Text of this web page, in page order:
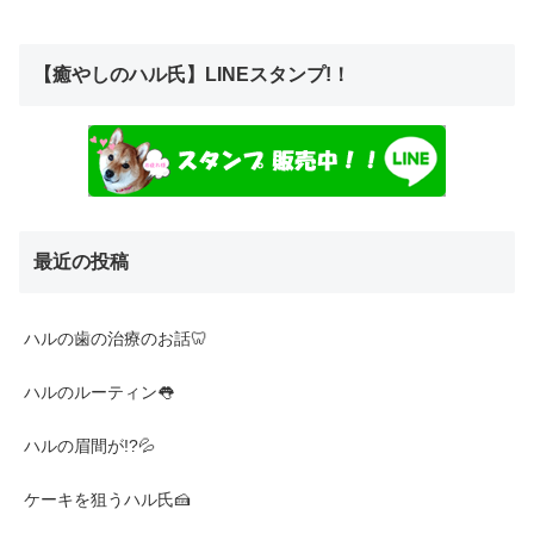
【癒やしのハル氏】LINEスタンプ!！
最近の投稿
ハルの歯の治療のお話🦷
ハルのルーティン👅
ハルの眉間が!?💦
ケーキを狙うハル氏🍰